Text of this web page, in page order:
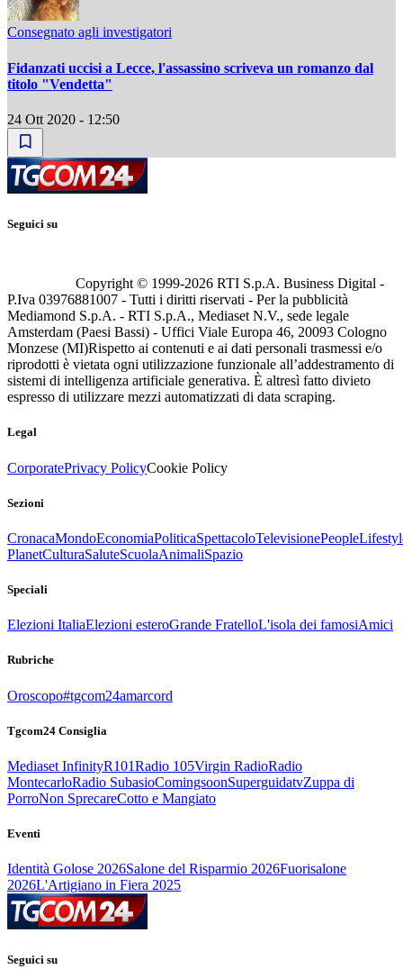
Consegnato agli investigatori
Fidanzati uccisi a Lecce, l'assassino scriveva un romanzo dal
titolo "Vendetta"
24 Ott 2020 - 12:50
Seguici su
Copyright © 1999-2026 RTI S.p.A. Business Digital -
P.Iva 03976881007 - Tutti i diritti riservati - Per la pubblicità
Mediamond S.p.A. - RTI S.p.A., Mediaset N.V., sede legale
Amsterdam (Paesi Bassi) - Uffici Viale Europa 46, 20093 Cologno
Monzese (MI)Rispetto ai contenuti e ai dati personali trasmessi e/o
riprodotti è vietata ogni utilizzazione funzionale all’addestramento di
sistemi di intelligenza artificiale generativa. È altresì fatto divieto
espresso di utilizzare mezzi automatizzati di data scraping.
Legal
CorporatePrivacy PolicyCookie Policy
Sezioni
CronacaMondoEconomiaPoliticaSpettacoloTelevisionePeople
PlanetCulturaSaluteScuolaAnimaliSpazio
Speciali
Elezioni ItaliaElezioni esteroGrande FratelloL'isola dei famosiAmici
Rubriche
Oroscopo#tgcom24amarcord
Tgcom24 Consiglia
Mediaset InfinityR101Radio 105Virgin RadioRadio
MontecarloRadio SubasioComingsoonSuperguidatvZuppa di
PorroNon SprecareCotto e Mangiato
Eventi
Identità Golose 2026Salone del Risparmio 2026Fuorisalone
2026L'Artigiano in Fiera 2025
Seguici su